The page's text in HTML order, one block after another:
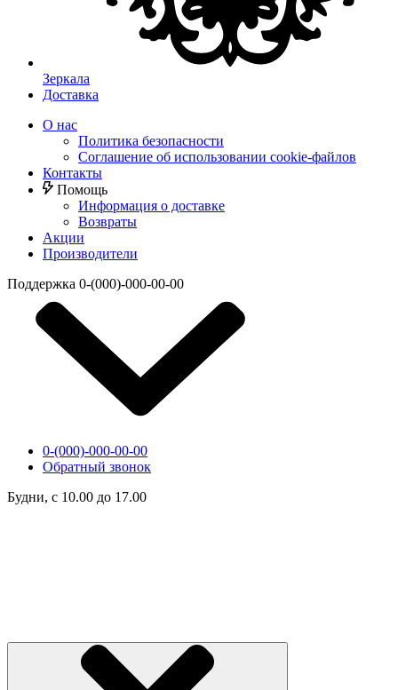
Зеркала
Доставка
О нас
Политика безопасности
Соглашение об использовании cookie-файлов
Контакты
Помощь
Информация о доставке
Возвраты
Акции
Производители
Поддержка 0-(000)-000-00-00
0-(000)-000-00-00
Обратный звонок
Будни, с 10.00 до 17.00